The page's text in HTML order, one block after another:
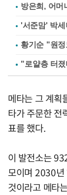
방은희, 어머
'서준맘' 박
황기순 "원
메타는 그 계획
타가 주문한 전
표를 했다.
이 발전소는
모이며 2030년
것이라고 메타